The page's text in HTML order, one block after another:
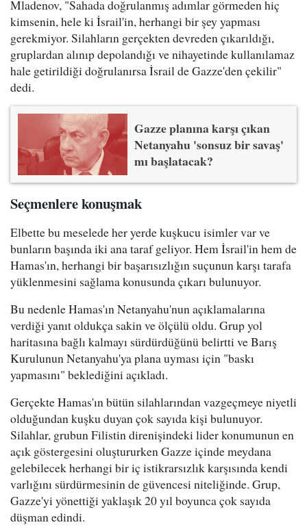
Mladenov, "Sahada doğrulanmış adımlar görmeden hiç
kimsenin, hele ki İsrail'in, herhangi bir şey yapması
gerekmiyor. Silahların gerçekten devreden çıkarıldığı,
gruplardan alınıp depolandığı ve nihayetinde kullanılamaz
hale getirildiği doğrulanırsa İsrail de Gazze'den çekilir"
dedi.
Gazze planına karşı çıkan
Netanyahu 'sonsuz bir savaş'
mı başlatacak?
Seçmenlere konuşmak
Elbette bu meselede her yerde kuşkucu isimler var ve
bunların başında iki ana taraf geliyor. Hem İsrail'in hem de
Hamas'ın, herhangi bir başarısızlığın suçunun karşı tarafa
yüklenmesini sağlama konusunda çıkarı bulunuyor.
Bu nedenle Hamas'ın Netanyahu'nun açıklamalarına
verdiği yanıt oldukça sakin ve ölçülü oldu. Grup yol
haritasına bağlı kalmayı sürdürdüğünü belirtti ve Barış
Kurulunun Netanyahu'ya plana uyması için "baskı
yapmasını" beklediğini açıkladı.
Gerçekte Hamas'ın bütün silahlarından vazgeçmeye niyetli
olduğundan kuşku duyan çok sayıda kişi bulunuyor.
Silahlar, grubun Filistin direnişindeki lider konumunun en
açık göstergesini oluştururken Gazze içinde meydana
gelebilecek herhangi bir iç istikrarsızlık karşısında kendi
varlığını sürdürmesinin de güvencesi niteliğinde. Grup,
Gazze'yi yönettiği yaklaşık 20 yıl boyunca çok sayıda
düşman edindi.